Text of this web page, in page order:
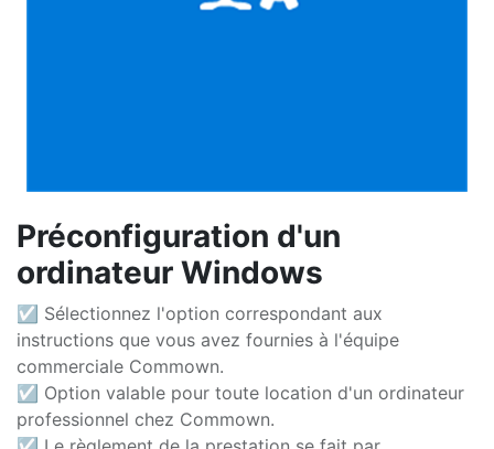
Préconfiguration d'un
ordinateur Windows
☑ Sélectionnez l'option correspondant aux
instructions que vous avez fournies à l'équipe
commerciale Commown.
☑ Option valable pour toute location d'un ordinateur
professionnel chez Commown.